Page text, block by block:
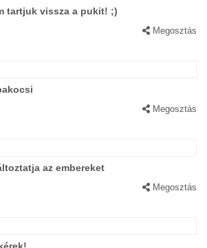
tartjuk vissza a pukit! ;)
Megosztás
Megosztás
az embereket
Megosztás